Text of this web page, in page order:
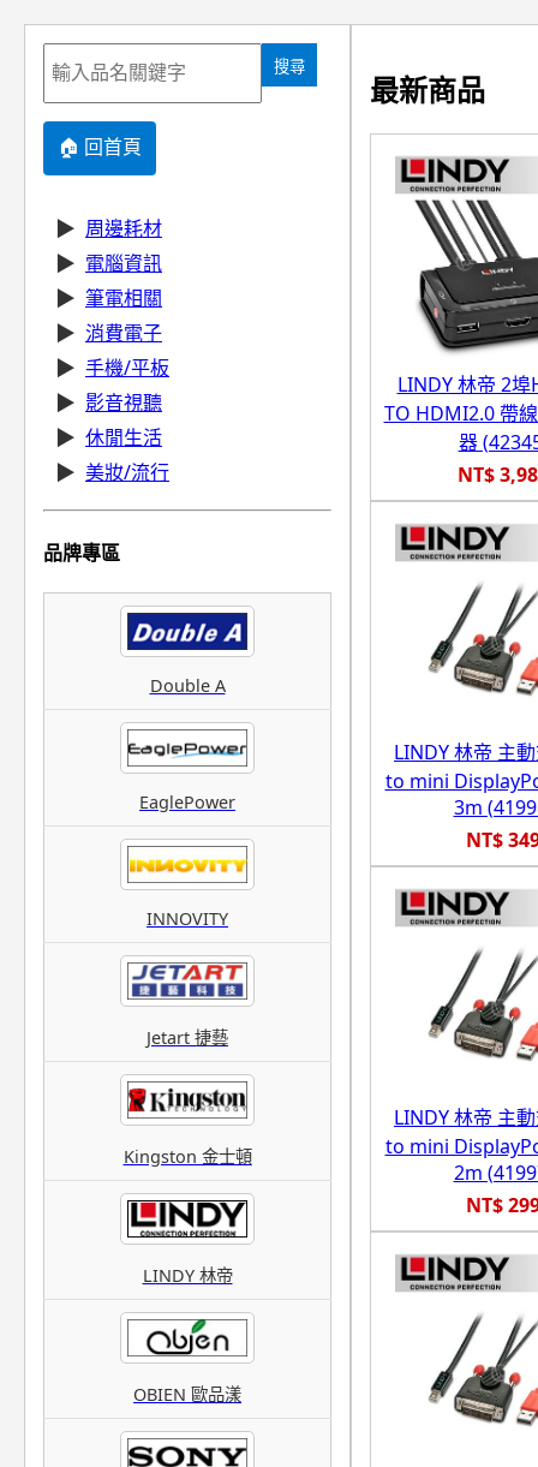
搜尋
🏠 回首頁
▶ 周邊耗材
▶ 電腦資訊
▶ 筆電相關
▶ 消費電子
▶ 手機/平板
▶ 影音視聽
▶ 休閒生活
▶ 美妝/流行
品牌專區
Double A
EaglePower
INNOVITY
Jetart 捷藝
Kingston 金士頓
LINDY 林帝
OBIEN 歐品漾
最新商品
LINDY 林帝 2
TO HDMI2.0 帶
器
NT$
LINDY 林帝 主
to mini
3m
NT$
LINDY 林帝 主
to mini
2m
NT$